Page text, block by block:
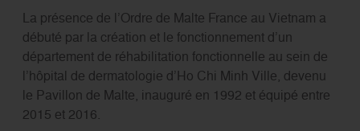
La présence de l’Ordre de Malte France au Vietnam a
débuté par la création et le fonctionnement d’un
département de réhabilitation fonctionnelle au sein de
l’hôpital de dermatologie d’Ho Chi Minh Ville, devenu
le Pavillon de Malte, inauguré en 1992 et équipé entre
2015 et 2016.